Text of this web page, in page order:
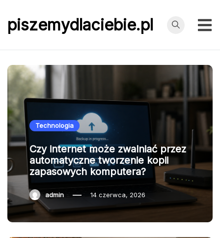
do
treścipiszemydlaciebie.pl
Technologia
Czy internet może zwalniać przez
automatyczne tworzenie kopii
zapasowych komputera?
admin 14 czerwca, 2026